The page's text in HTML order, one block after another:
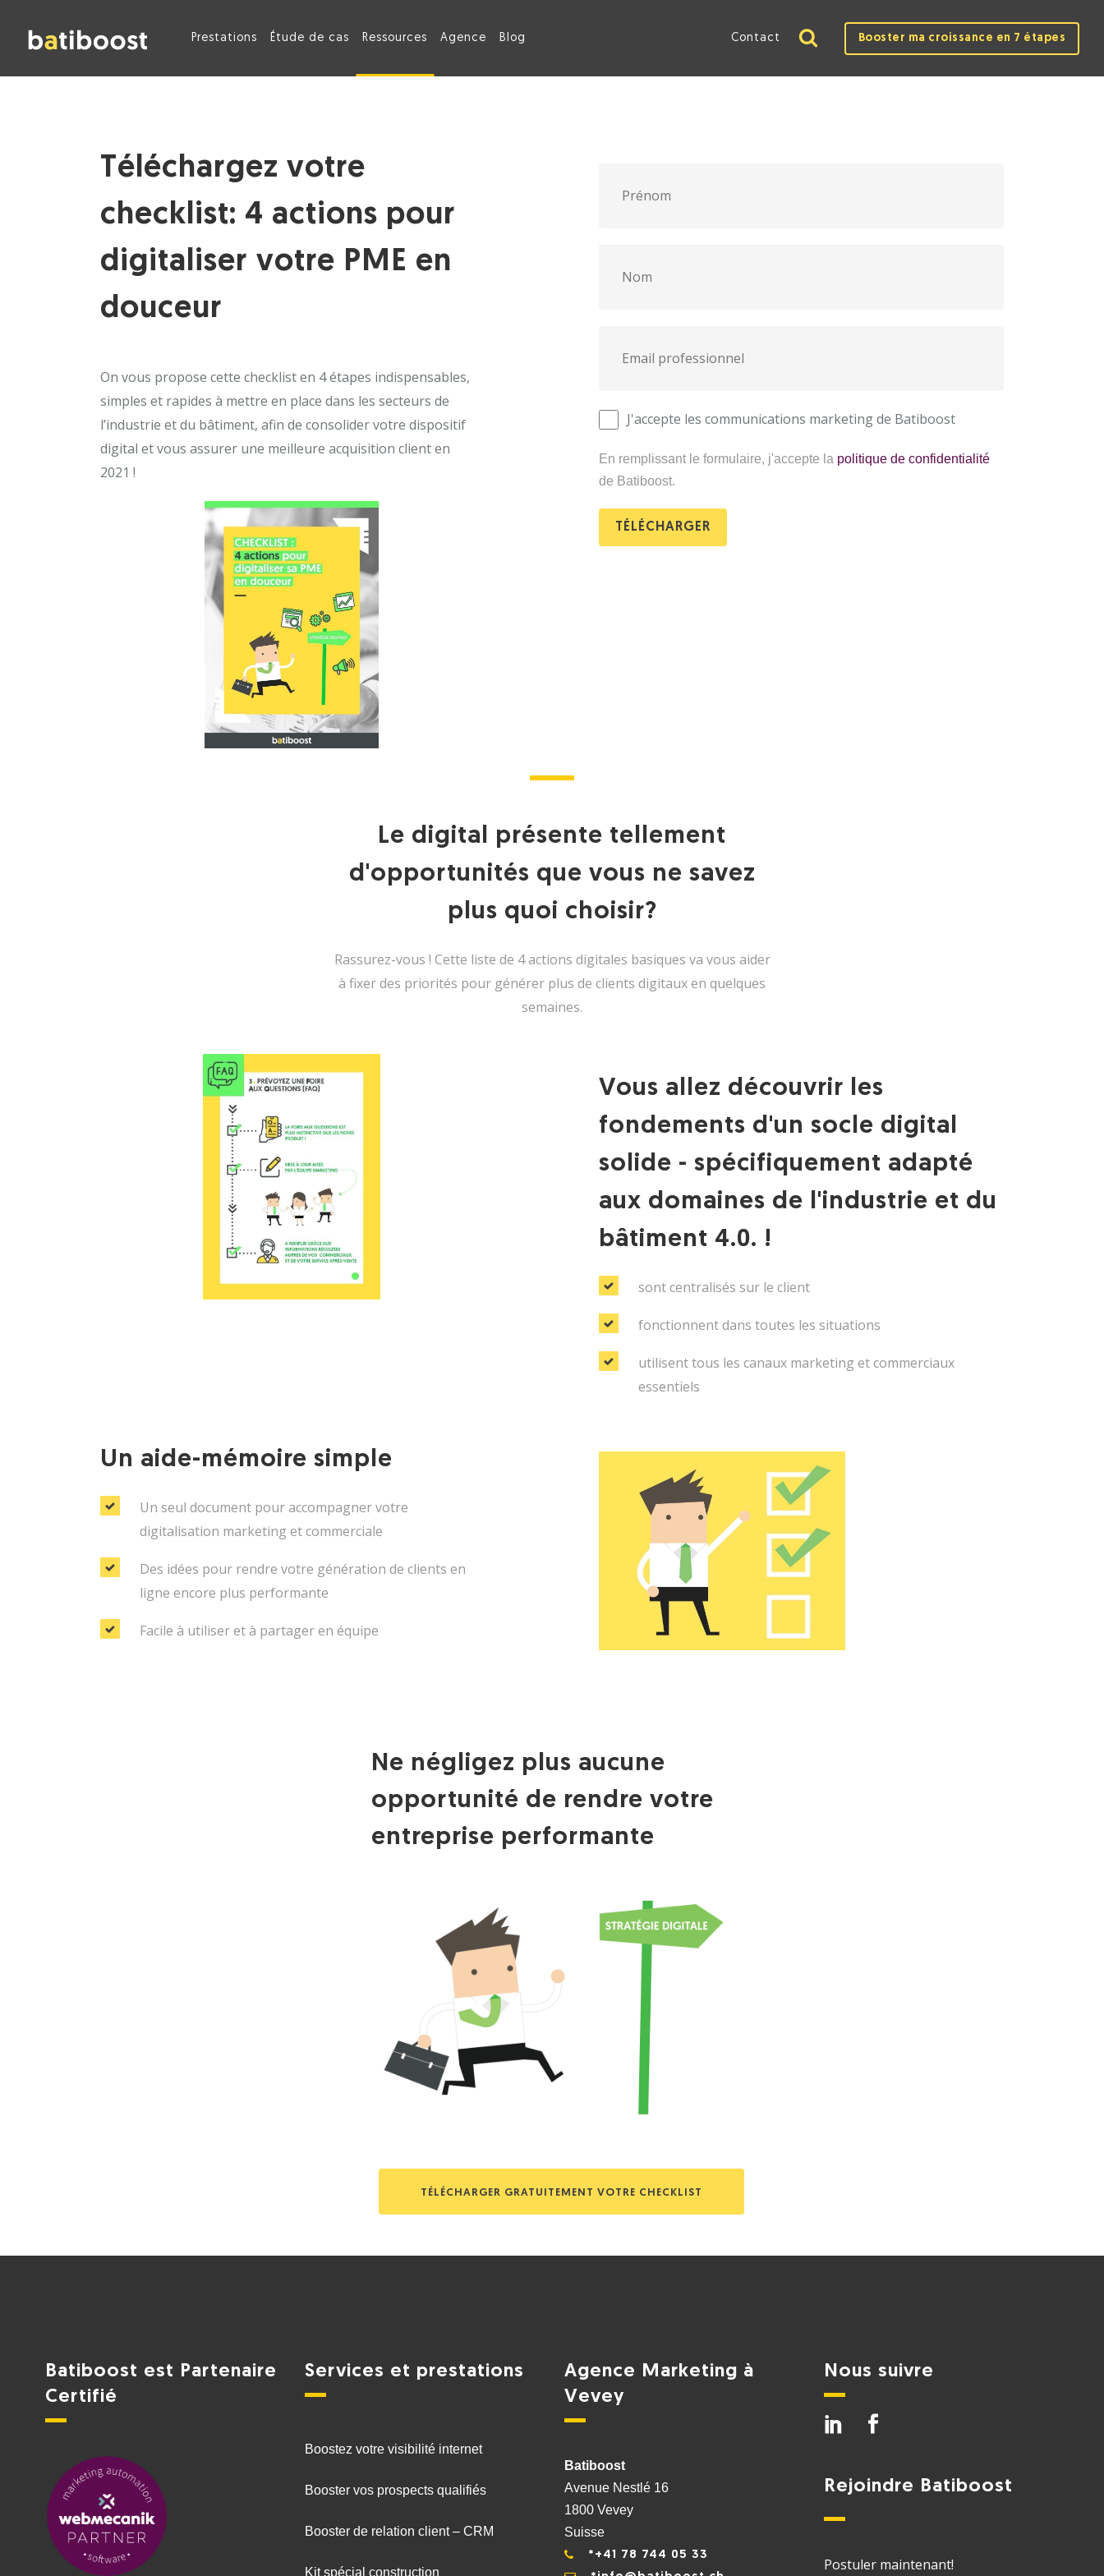
Prestations Étude de cas Ressources Agence Blog Contact Booster ma croissance en 7 étapes
Téléchargez votre
checklist: 4 actions pour
digitaliser votre PME en
douceur
On vous propose cette checklist en 4 étapes indispensables,
simples et rapides à mettre en place dans les secteurs de
l’industrie et du bâtiment, afin de consolider votre dispositif
digital et vous assurer une meilleure acquisition client en
2021 !
J'accepte les communications marketing de Batiboost
En remplissant le formulaire, j'accepte la politique de confidentialité
de Batiboost.
TÉLÉCHARGER
Le digital présente tellement
d'opportunités que vous ne savez
plus quoi choisir?
Rassurez-vous ! Cette liste de 4 actions digitales basiques va vous aider
à fixer des priorités pour générer plus de clients digitaux en quelques
semaines.
Vous allez découvrir les
fondements d'un socle digital
solide - spécifiquement adapté
aux domaines de l'industrie et du
bâtiment 4.0. !
sont centralisés sur le client
fonctionnent dans toutes les situations
utilisent tous les canaux marketing et commerciaux
essentiels
Un aide-mémoire simple
Un seul document pour accompagner votre
digitalisation marketing et commerciale
Des idées pour rendre votre génération de clients en
ligne encore plus performante
Facile à utiliser et à partager en équipe
Ne négligez plus aucune
opportunité de rendre votre
entreprise performante
TÉLÉCHARGER GRATUITEMENT VOTRE CHECKLIST
Batiboost est Partenaire
Certifié
Services et prestations
Boostez votre visibilité internet
Booster vos prospects qualifiés
Booster de relation client – CRM
Kit spécial construction
Agence Marketing à
Vevey
Batiboost
Avenue Nestlé 16
1800 Vevey
Suisse
*+41 78 744 05 33
Nous suivre
Rejoindre Batiboost
Postuler maintenant!